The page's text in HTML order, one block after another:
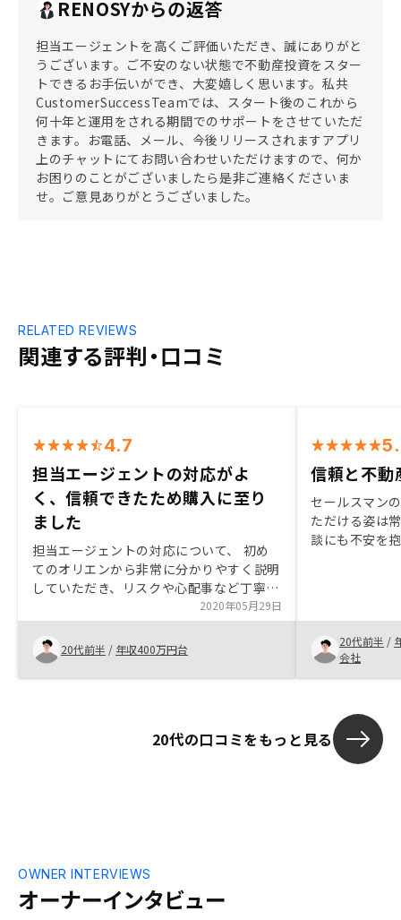
RENOSYからの返答
担当エージェントを高くご評価いただき、誠にありがと
うございます。ご不安のない状態で不動産投資をスター
トできるお手伝いができ、大変嬉しく思います。私共
CustomerSuccessTeamでは、スタート後のこれから
何十年と運用をされる期間でのサポートをさせていただ
きます。お電話、メール、今後リリースされますアプリ
上のチャットにてお問い合わせいただけますので、何か
お困りのことがございましたら是非ご連絡くださいま
せ。ご意見ありがとうございました。
関連する評判・口コミ
RELATED REVIEWS
4.7
担当エージェントの対応がよ
く、信頼できたため購入に至り
ました
担当エージェントの対応について、 初め
てのオリエンから非常に分かりやすく説明
していただき、リスクや心配事など丁寧に
寄り添って教えて頂き、この人なら信頼で
きると思い購入に至りました。 内容も将
来の事を考えると購入しない理由が無かっ
たため、購入させて頂きました。信頼の決
め手として、御社の冊子等を最初に頂ける
2020年05月29日
20代前半 / 年収400万円台
信頼と不動
セールスマン
ただける姿は
談にも不安を
20代前半 /
会社
20代の口コミをもっと見る
オーナーインタビュー
OWNER INTERVIEWS